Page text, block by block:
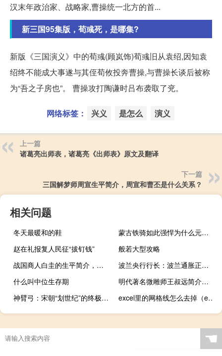
汉末年政治家、战略家,曹操统一北方的首...
新三国95集版，荀彧死，是哪集?
新版《三国演义》中的荀彧(顾岚饰)荀彧旧从袁绍,因知袁
绍终不能成大事遂与其侄荀攸投奔曹操,与曹操长谈后被称
为“吾之子房也”。 曹操攻打陶谦时吕布袭取了兖。
网络标签： 兴义 是怎么 演义
上一篇
诸葛亮出师表，诸葛亮《出师表》原文及翻译
下一篇
三国解梦师周宣生平简介，周宣和曹丕是什么关系？
相关问题
冬天最暖和的鞋
蒙古铁骑如此强悍为什么元朝历史这么短
赵在礼报复人民征“拔钉钱”
般若大型攻略
战国商人白圭的生平简介，白圭是怎么死的？
波兰央行行长：波兰通胀正在迅速下降
什么叫中位生存期
明代著名微雕师王叔远简介，王叔远的微雕作品
神臂弓：宋朝“划世纪”的终极冷兵器
excel里的网格线怎么去掉（excel网格线怎么去掉）
☚